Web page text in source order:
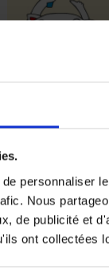
personnaliser
Nous
de publicité et
ont collectées